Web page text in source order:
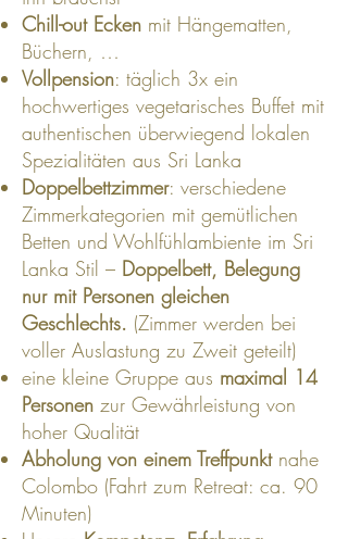
Chill-out Ecken mit Hängematten,
Büchern, …
Vollpension: täglich 3x ein
hochwertiges vegetarisches Buffet mit
authentischen überwiegend lokalen
Spezialitäten aus Sri Lanka
Doppelbettzimmer: verschiedene
Zimmerkategorien mit gemütlichen
Betten und Wohlfühlambiente im Sri
Lanka Stil – Doppelbett, Belegung
nur mit Personen gleichen
Geschlechts. (Zimmer werden bei
voller Auslastung zu Zweit geteilt)
eine kleine Gruppe aus maximal 14
Personen zur Gewährleistung von
hoher Qualität
Abholung von einem Treffpunktnahe
Colombo (Fahrt zum Retreat: ca. 90
Minuten)